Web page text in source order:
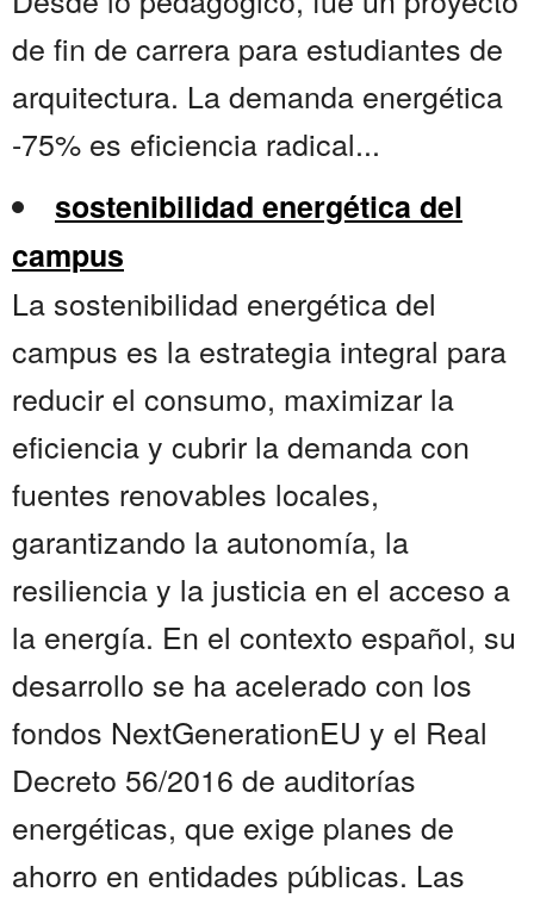
de fin de carrera para estudiantes de
arquitectura. La demanda energética
-75% es eficiencia radical...
sostenibilidad energética del
campus
La sostenibilidad energética del
campus es la estrategia integral para
reducir el consumo, maximizar la
eficiencia y cubrir la demanda con
fuentes renovables locales,
garantizando la autonomía, la
resiliencia y la justicia en el acceso a
la energía. En el contexto español, su
desarrollo se ha acelerado con los
fondos NextGenerationEU y el Real
Decreto 56/2016 de auditorías
energéticas, que exige planes de
ahorro en entidades públicas. Las